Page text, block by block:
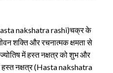
nakshatra rashi)चक्र के
शक्ति और रचनात्मक क्षमता से
में हस्त नक्षत्र को शुभ और
में हस्त नक्षत्र (Hasta nakshatra